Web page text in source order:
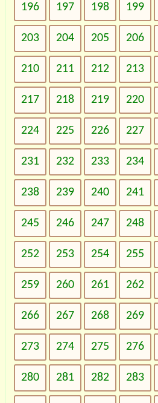
196 197 198 199
203 204 205 206
210 211 212 213
217 218 219 220
224 225 226 227
231 232 233 234
238 239 240 241
245 246 247 248
252 253 254 255
259 260 261 262
266 267 268 269
273 274 275 276
280 281 282 283